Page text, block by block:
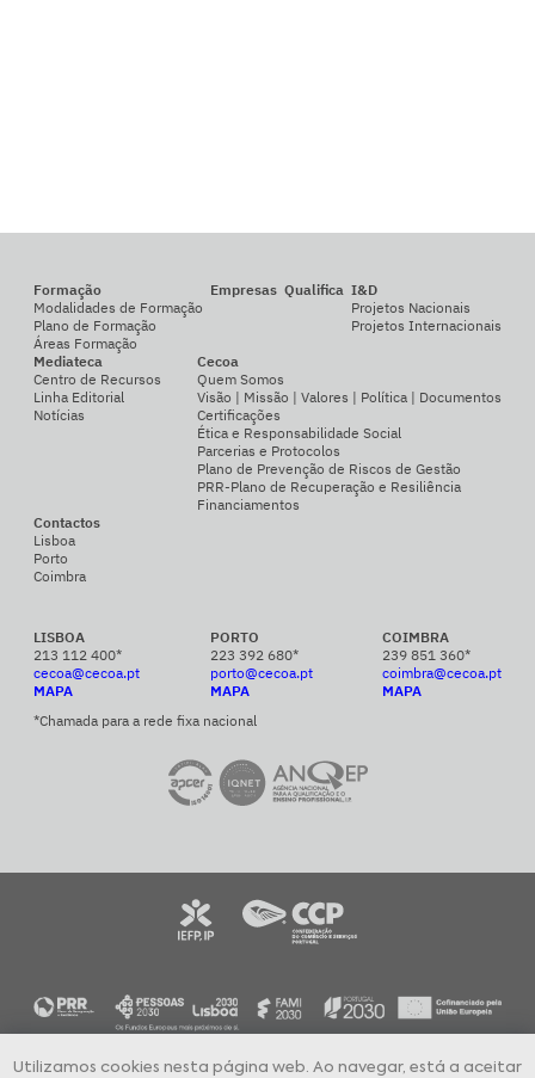
Formação
Modalidades de Formação
Plano de Formação
Áreas Formação
Empresas Qualifica I&D
Projetos Nacionais
Projetos Internacionais
Mediateca
Centro de Recursos
Linha Editorial
Notícias
Cecoa
Quem Somos
Visão | Missão | Valores | Política | Documentos
Certificações
Ética e Responsabilidade Social
Parcerias e Protocolos
Plano de Prevenção de Riscos de Gestão
PRR-Plano de Recuperação e Resiliência
Financiamentos
Contactos
Lisboa
Porto
Coimbra
LISBOA
213 112 400*
cecoa@cecoa.pt
MAPA
PORTO
223 392 680*
porto@cecoa.pt
MAPA
COIMBRA
239 851 360*
coimbra@cecoa.pt
MAPA
*Chamada para a rede fixa nacional
Utilizamos cookies nesta página web. Ao navegar, está a aceitar